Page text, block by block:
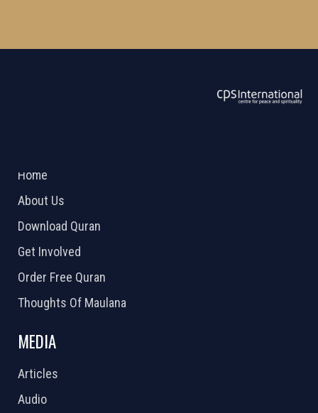
Home
About Us
Download Quran
Get Involved
Order Free Quran
Thoughts Of Maulana
MEDIA
Articles
Audio